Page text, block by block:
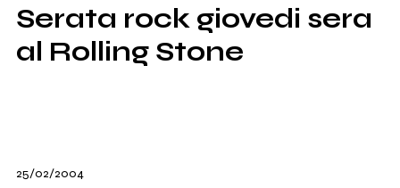
SHOP
RADIO
Serata rock giovedi sera
al Rolling Stone
25/02/2004